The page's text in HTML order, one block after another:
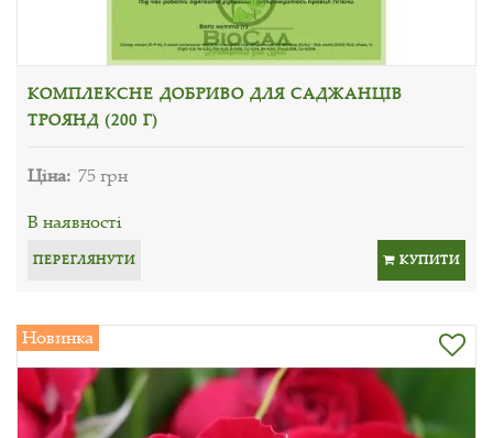
КОМПЛЕКСНЕ ДОБРИВО ДЛЯ САДЖАНЦІВ
ТРОЯНД (200 Г)
Ціна: 75 грн
В наявності
ПЕРЕГЛЯНУТИ КУПИТИ
Новинка